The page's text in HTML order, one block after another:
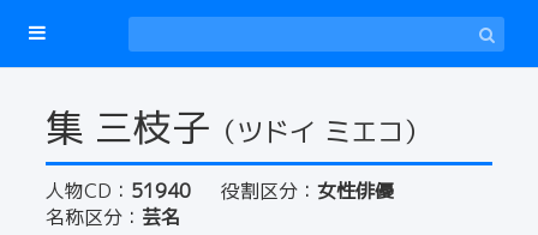
集 三枝子 （ツドイ ミエコ）
人物CD： 51940 役割区分： 女性俳優
名称区分： 芸名